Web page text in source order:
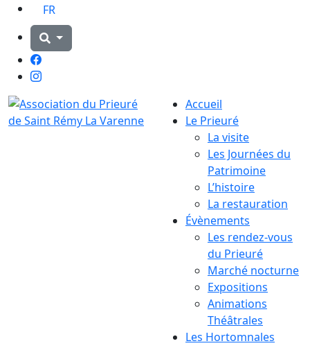
FR
Facebook
Instagram
Accueil
Le Prieuré
La visite
Les Journées du
Patrimoine
L’histoire
La restauration
Évènements
Les rendez-vous
du Prieuré
Marché nocturne
Expositions
Animations
Théâtrales
Les Hortomnales